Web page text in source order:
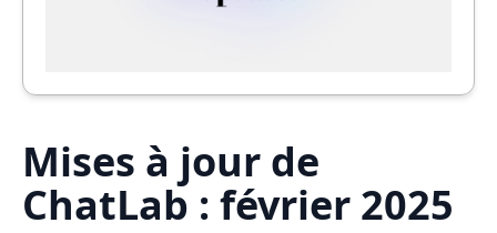
Mises à jour de
ChatLab : février 2025